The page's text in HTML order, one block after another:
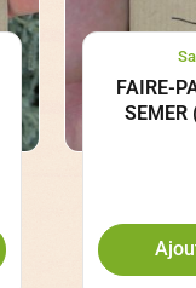
FAIRE-
SEMER